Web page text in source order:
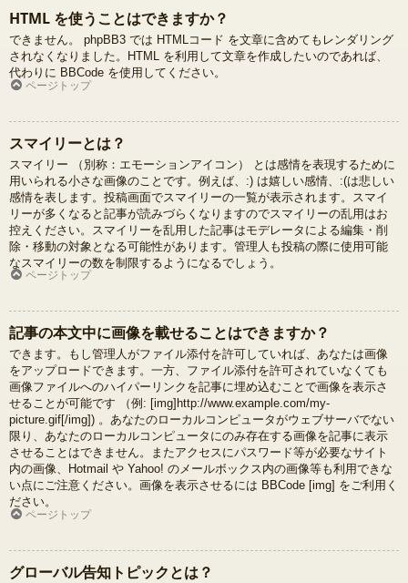
HTML を使うことはできますか？
できません。 phpBB3 では HTMLコード を文章に含めてもレンダリング
されなくなりました。HTML を利用して文章を作成したいのであれば、
代わりに BBCode を使用してください。
ページトップ
スマイリーとは？
スマイリー （別称：エモーションアイコン） とは感情を表現するために
用いられる小さな画像のことです。例えば、:) は嬉しい感情、:(は悲しい
感情を表します。投稿画面でスマイリーの一覧が表示されます。スマイ
リーが多くなると記事が読みづらくなりますのでスマイリーの乱用はお
控えください。スマイリーを乱用した記事はモデレータによる編集・削
除・移動の対象となる可能性があります。管理人も投稿の際に使用可能
なスマイリーの数を制限するようになるでしょう。
ページトップ
記事の本文中に画像を載せることはできますか？
できます。もし管理人がファイル添付を許可していれば、あなたは画像
をアップロードできます。一方、ファイル添付を許可されていなくても
画像ファイルへのハイパーリンクを記事に埋め込むことで画像を表示さ
せることが可能です （例: [img]http://www.example.com/my-
picture.gif[/img]) 。あなたのローカルコンピュータがウェブサーバでない
限り、あなたのローカルコンピュータにのみ存在する画像を記事に表示
させることはできません。またアクセスにパスワード等が必要なサイト
内の画像、Hotmail や Yahoo! のメールボックス内の画像等も利用できな
い点にご注意ください。画像を表示させるには BBCode [img] をご利用く
ださい。
ページトップ
グローバル告知トピックとは？